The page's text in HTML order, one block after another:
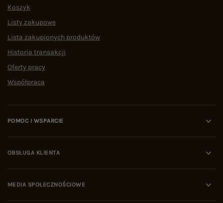
Koszyk
Listy zakupowe
Lista zakupionych produktów
Historia transakcji
Oferty pracy
Współpraca
POMOC I WSPARCIE
OBSŁUGA KLIENTA
MEDIA SPOŁECZNOŚCIOWE